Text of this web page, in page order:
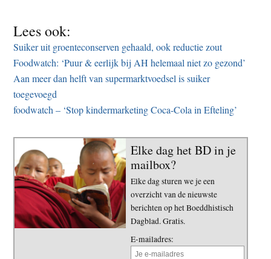
Lees ook:
Suiker uit groenteconserven gehaald, ook reductie zout
Foodwatch: ‘Puur & eerlijk bij AH helemaal niet zo gezond’
Aan meer dan helft van supermarktvoedsel is suiker
toegevoegd
foodwatch – ‘Stop kindermarketing Coca-Cola in Efteling’
Elke dag het BD in je
mailbox?
Elke dag sturen we je een
overzicht van de nieuwste
berichten op het Boeddhistisch
Dagblad. Gratis.
E-mailadres: